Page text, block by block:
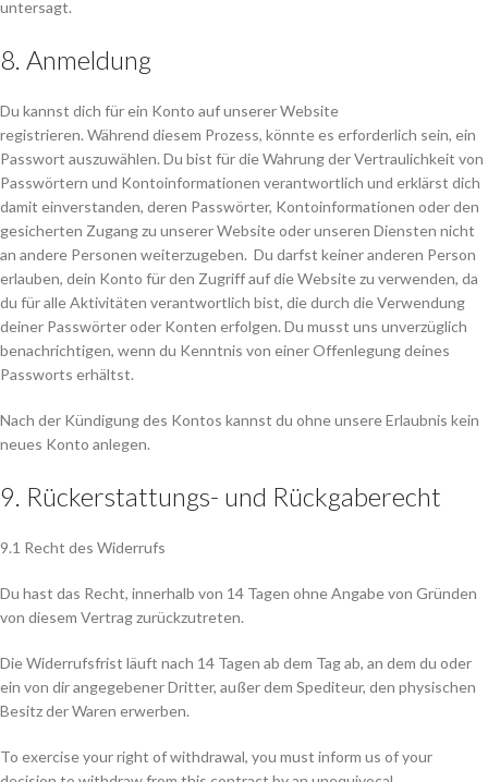
untersagt.
8. Anmeldung
Du kannst dich für ein Konto auf unserer Website
registrieren. Während diesem Prozess, könnte es erforderlich sein, ein
Passwort auszuwählen. Du bist für die Wahrung der Vertraulichkeit von
Passwörtern und Kontoinformationen verantwortlich und erklärst dich
damit einverstanden, deren Passwörter, Kontoinformationen oder den
gesicherten Zugang zu unserer Website oder unseren Diensten nicht
an andere Personen weiterzugeben. Du darfst keiner anderen Person
erlauben, dein Konto für den Zugriff auf die Website zu verwenden, da
du für alle Aktivitäten verantwortlich bist, die durch die Verwendung
deiner Passwörter oder Konten erfolgen. Du musst uns unverzüglich
benachrichtigen, wenn du Kenntnis von einer Offenlegung deines
Passworts erhältst.
Nach der Kündigung des Kontos kannst du ohne unsere Erlaubnis kein
neues Konto anlegen.
9. Rückerstattungs- und Rückgaberecht
9.1 Recht des Widerrufs
Du hast das Recht, innerhalb von 14 Tagen ohne Angabe von Gründen
von diesem Vertrag zurückzutreten.
Die Widerrufsfrist läuft nach 14 Tagen ab dem Tag ab, an dem du oder
ein von dir angegebener Dritter, außer dem Spediteur, den physischen
Besitz der Waren erwerben.
To exercise your right of withdrawal, you must inform us of your